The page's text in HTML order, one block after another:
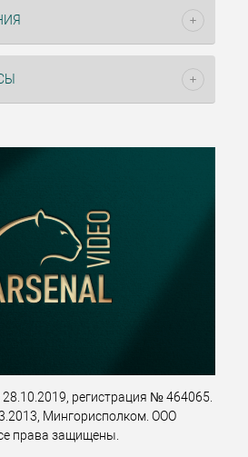
28.10.2019, регистрация № 464065.
Мингорисполком. ООО
права защищены.